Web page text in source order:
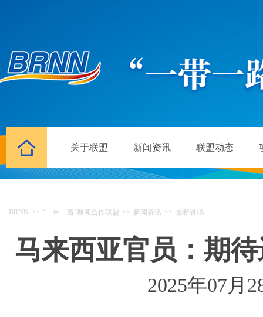
关于联盟 新闻资讯 联盟动态
BRNN >> “一带一路”新闻合作联盟 >> 新闻资讯 >> 最新资讯
马来西亚官员：期
2025年07月